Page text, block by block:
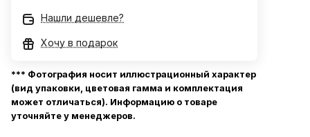
Нашли дешевле?
Хочу в подарок
*** Фотография носит иллюстрационный характер
(вид упаковки, цветовая гамма и комплектация
может отличаться). Информацию о товаре
уточняйте у менеджеров.